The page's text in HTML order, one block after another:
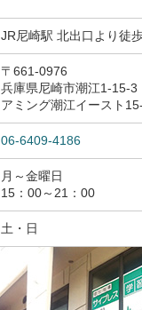
JR尼崎駅 北出口より徒
〒661-0976
兵庫県尼崎市潮江1-15-3
アミング潮江イースト
06-6409-4186
月～金曜日
15：00～21：00
土・日